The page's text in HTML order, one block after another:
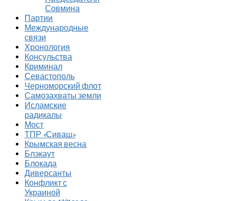
Совмина
Партии
Международные
связи
Хронология
Консульства
Криминал
Севастополь
Черноморский флот
Самозахваты земли
Исламские
радикалы
Мост
ТПР «Сиваш»
Крымская весна
Блэкаут
Блокада
Диверсанты
Конфликт с
Украиной